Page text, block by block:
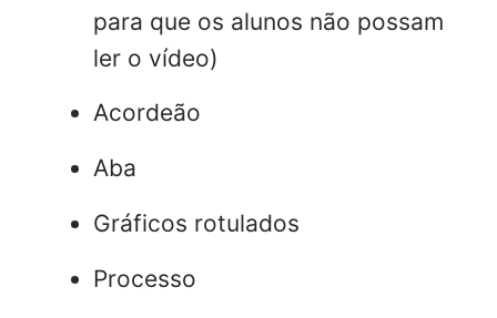
para que os alunos não possam
ler o vídeo)
Acordeão
Aba
Gráficos rotulados
Processo